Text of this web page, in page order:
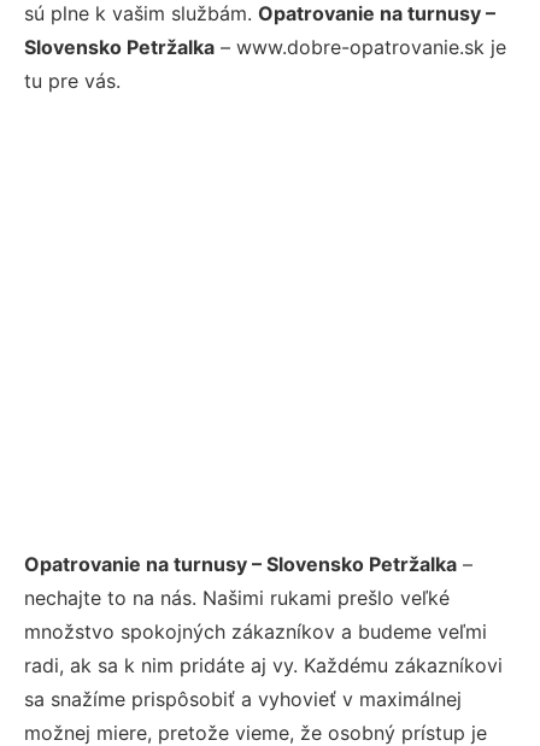
sú plne k vašim službám. Opatrovanie na turnusy –
Slovensko Petržalka – www.dobre-opatrovanie.sk je
tu pre vás.
Opatrovanie na turnusy – Slovensko Petržalka –
nechajte to na nás. Našimi rukami prešlo veľké
množstvo spokojných zákazníkov a budeme veľmi
radi, ak sa k nim pridáte aj vy. Každému zákazníkovi
sa snažíme prispôsobiť a vyhovieť v maximálnej
možnej miere, pretože vieme, že osobný prístup je